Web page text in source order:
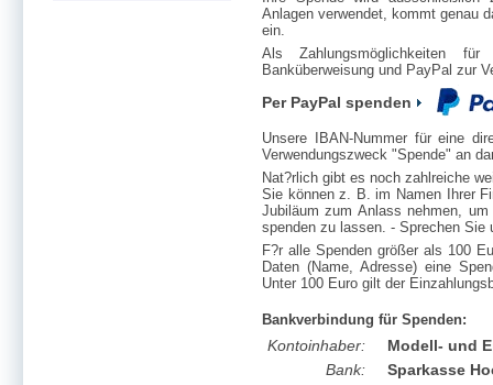
Anlagen verwendet, kommt genau
ein.
Als Zahlungsmöglichkeiten
Banküberweisung und PayPal zur
Per PayPal spenden
Unsere IBAN-Nummer für eine
Verwendungszweck "Spende" an
Nat?rlich gibt es noch zahlreiche
Sie können z. B. im Namen Ihrer
Jubiläum zum Anlass nehmen,
spenden zu lassen. - Sprechen Sie
F?r alle Spenden größer als 100
Daten (Name, Adresse) eine
Unter 100 Euro gilt der
Bankverbindung für Spenden:
Kontoinhaber:
Modell- und
Bank:
Sparkasse